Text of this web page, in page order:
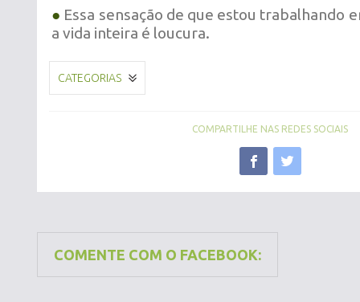
● Essa sensação de que estou trabalhando
a vida inteira é loucura.
CATEGORIAS
COMPARTILHE NAS REDES SOCIAIS
COMENTE COM O FACEBOOK: